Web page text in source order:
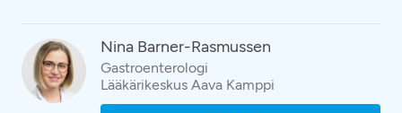
Nina Barner-Rasmussen
Gastroenterologi
Lääkärikeskus Aava Kamppi